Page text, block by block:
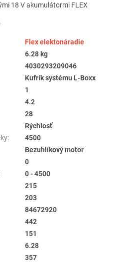
18 V akumulátormi FLEX
Flex elektonáradie
6.28 kg
4030293209046
Kufrík systému L-Boxx
1
4.2
28
Rýchlosť
:
4500
Bezuhlíkový motor
0
0 - 4500
215
203
84672920
442
151
6.28
357